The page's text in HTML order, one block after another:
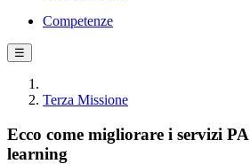
Competenze
☰
Terza Missione
Ecco come migliorare i servizi
learning